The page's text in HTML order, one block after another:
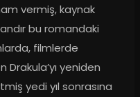
vermiş, kaynak
bu romandaki
filmlerde
Drakula’yı yeniden
yedi yıl sonrasına